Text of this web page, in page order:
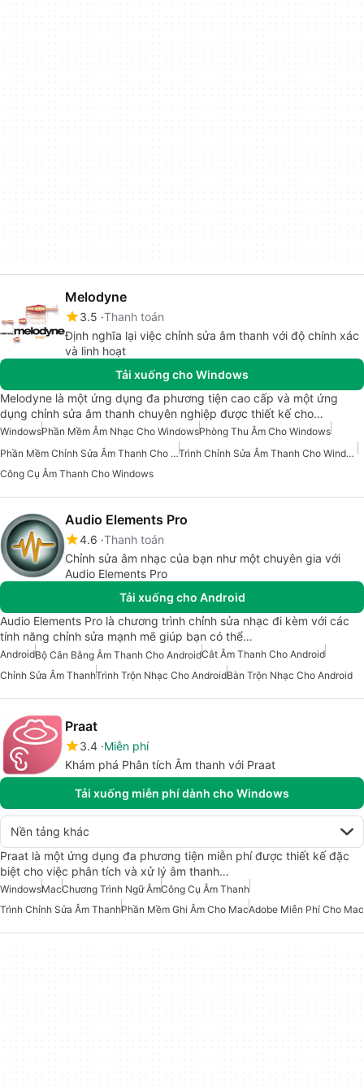
Melodyne
3.5 Thanh toán
Định nghĩa lại việc chỉnh sửa âm thanh với độ chính xác
và linh hoạt
Tải xuống cho Windows
Melodyne là một ứng dụng đa phương tiện cao cấp và một ứng
dụng chỉnh sửa âm thanh chuyên nghiệp được thiết kế cho…
WindowsPhần Mềm Âm Nhạc Cho WindowsPhòng Thu Âm Cho Windows
Phần Mềm Chỉnh Sửa Âm Thanh Cho Windows 7
Trình Chỉnh Sửa Âm Thanh Cho Windows
Công Cụ Âm Thanh Cho Windows
Audio Elements Pro
4.6 Thanh toán
Chỉnh sửa âm nhạc của bạn như một chuyên gia với
Audio Elements Pro
Tải xuống cho Android
Audio Elements Pro là chương trình chỉnh sửa nhạc đi kèm với các
tính năng chỉnh sửa mạnh mẽ giúp bạn có thể…
AndroidBộ Cân Bằng Âm Thanh Cho AndroidCắt Âm Thanh Cho Android
Chỉnh Sửa Âm ThanhTrình Trộn Nhạc Cho AndroidBàn Trộn Nhạc Cho Android
Praat
3.4 Miễn phí
Khám phá Phân tích Âm thanh với Praat
Tải xuống miễn phí dành cho Windows
Nền tảng khác
Praat là một ứng dụng đa phương tiện miễn phí được thiết kế đặc
biệt cho việc phân tích và xử lý âm thanh…
WindowsMacChương Trình Ngữ ÂmCông Cụ Âm Thanh
Trình Chỉnh Sửa Âm ThanhPhần Mềm Ghi Âm Cho MacAdobe Miễn Phí Cho Mac